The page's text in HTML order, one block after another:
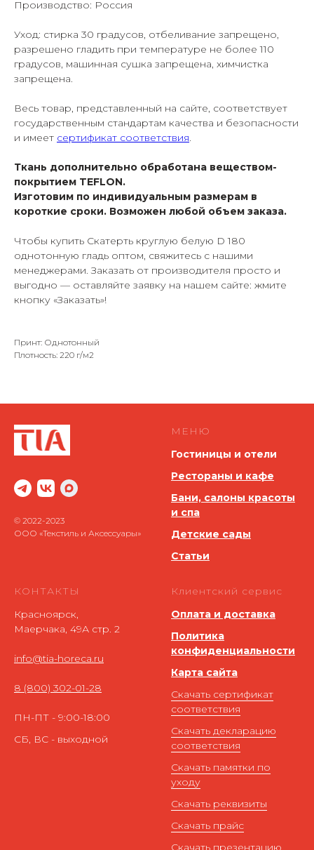
Производство: Россия
Уход: стирка 30 градусов, отбеливание запрещено,
разрешено гладить при температуре не более 110
градусов, машинная сушка запрещена, химчистка
запрещена.
Весь товар, представленный на сайте, соответствует
государственным стандартам качества и безопасности
и имеет сертификат соответствия.
Ткань дополнительно обработана веществом-
покрытием TEFLON.
Изготовим по индивидуальным размерам в
короткие сроки. Возможен любой объем заказа.
Чтобы купить Скатерть круглую белую D 180
однотонную гладь оптом, свяжитесь с нашими
менеджерами. Заказать от производителя просто и
выгодно — оставляйте заявку на нашем сайте: жмите
кнопку «Заказать»!
Принт: Однотонный
Плотность: 220 г/м2
© 2022-2023
ООО «Текстиль и Аксессуары»
МЕНЮ
Гостиницы и отели
Рестораны и кафе
Бани, салоны красоты
и спа
Детские сады
Статьи
КОНТАКТЫ
Красноярск,
Маерчака, 49А стр. 2
info@tia-horeca.ru
8 (800) 302-01-28
ПН-ПТ - 9:00-18:00
СБ, ВС - выходной
Клиентский сервис
Оплата и доставка
Политика
конфиденциальности
Карта сайта
Скачать сертификат
соответствия
Скачать декларацию
соответствия
Скачать памятки по
уходу
Скачать реквизиты
Скачать прайс
Скачать презентацию